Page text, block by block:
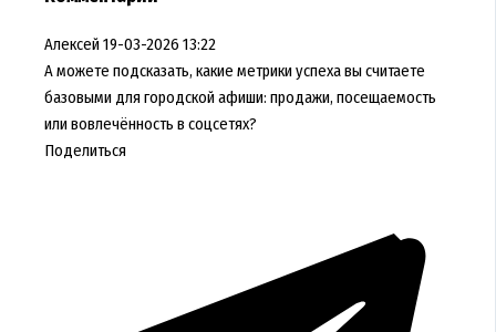
Алексей19-03-2026 13:22
А можете подсказать, какие метрики успеха вы считаете
базовыми для городской афиши: продажи, посещаемость
или вовлечённость в соцсетях?
Поделиться